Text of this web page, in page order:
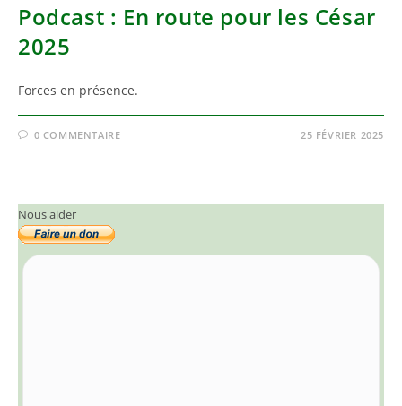
Podcast : En route pour les César
2025
Forces en présence.
0 COMMENTAIRE 25 FÉVRIER 2025
Nous aider